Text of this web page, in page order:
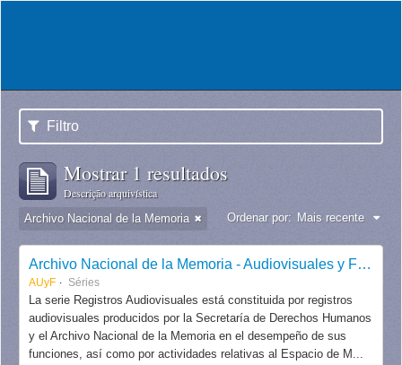
Filtro
Mostrar 1 resultados
Descrição arquivística
Archivo Nacional de la Memoria Ordenar por: Mais recente
Archivo Nacional de la Memoria - Audiovisuales y Fotografías
AUyF Séries
La serie Registros Audiovisuales está constituida por registros
audiovisuales producidos por la Secretaría de Derechos Humanos
y el Archivo Nacional de la Memoria en el desempeño de sus
funciones, así como por actividades relativas al Espacio de M...